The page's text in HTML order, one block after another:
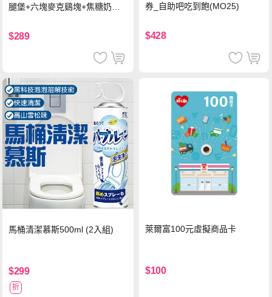
腿堡+六塊麥克鷄塊+焦糖奶茶
$289
券_自助吧吃到飽(MO25)
$428
馬桶清潔慕斯500ml (2入組)
$299
折
萊爾富100元虛擬商品卡
$100